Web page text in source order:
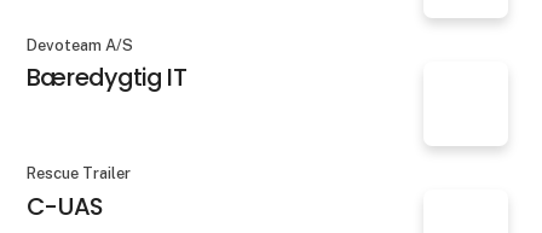
Devoteam A/S
Bæredygtig IT
Rescue Trailer
C-UAS